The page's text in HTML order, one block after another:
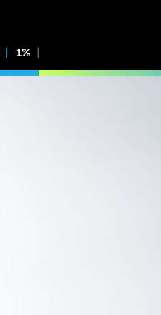
1%